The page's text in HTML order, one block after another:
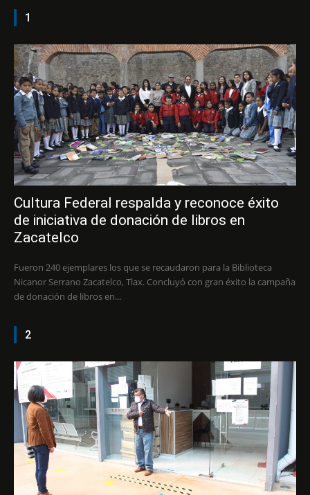
1
Cultura Federal respalda y reconoce éxito
de iniciativa de donación de libros en
Zacatelco
Fueron 240 ejemplares los que se recaudaron para la Biblioteca
Nicanor Serrano Zacatelco, Tlax. Concluyó con gran éxito la campaña
de donación de libros en...
2